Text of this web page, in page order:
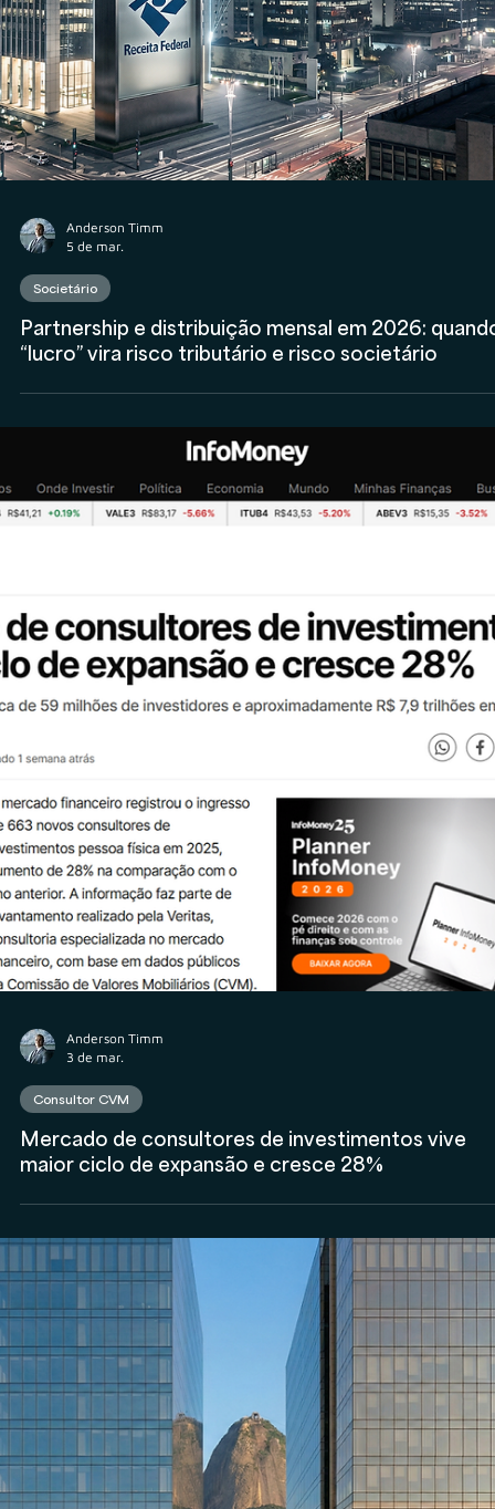
Consultor CVM
Veritas lança o Ebook Consultoria CVM 2.0, a
versão atualizada e a mais completa sobre o
mercado de consultoria no Brasil
Anderson Timm
5 de mar.
Partnership e distribuição mensal em 2026: